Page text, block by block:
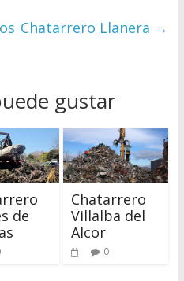
Chatarrero Llanera →
gustar
de
Chatarrero
Villalba del
Alcor
0